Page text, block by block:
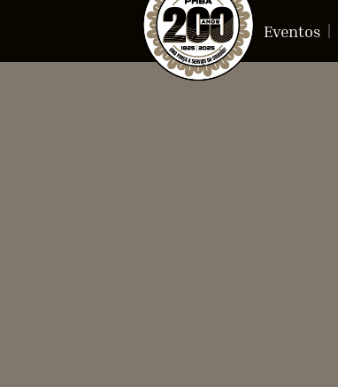
Eventos